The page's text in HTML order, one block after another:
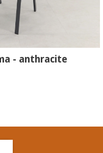
- anthracite